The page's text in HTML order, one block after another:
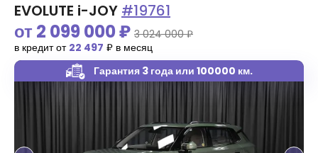
Гарантия 3 года или 100000 км.
от 2 099 000₽ 3 024 000 ₽
в кредит от 22 497 ₽ в месяц
EVOLUTE i-JOY #19761